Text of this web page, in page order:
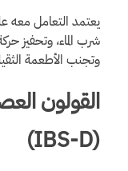
يعتمد التعامل معه
شرب الماء، وتحفيز
وتجنب الأطعمة
القولون
(IBS-D)